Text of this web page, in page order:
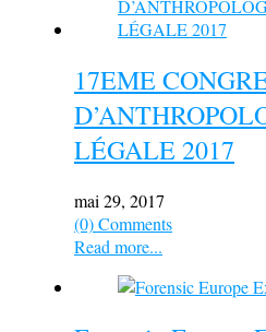
17EME
LÉGALE 2017
mai 29, 2017
(0) Comments
Read more...